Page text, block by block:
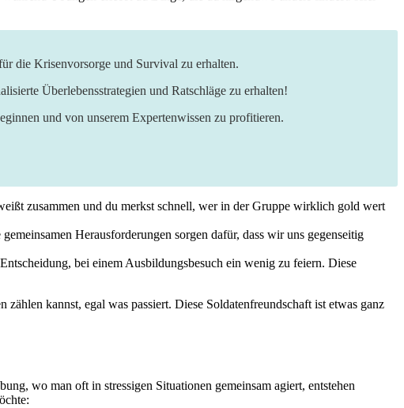
die Krisenvorsorge und Survival zu erhalten.
Überlebensstrategien und Ratschläge zu erhalten!
und von unserem Expertenwissen zu profitieren.
zusammen ‍und du merkst schnell, wer in der Gruppe ‍wirklich gold wert
Herausforderungen sorgen⁣ dafür, dass wir uns gegenseitig
bei einem Ausbildungsbesuch ein wenig ‍zu feiern. Diese
⁣kannst,‌ egal⁤ was passiert. ⁤Diese Soldatenfreundschaft ⁣ist etwas ⁤ganz
wo man oft in stressigen Situationen⁣ gemeinsam agiert, ⁣entstehen